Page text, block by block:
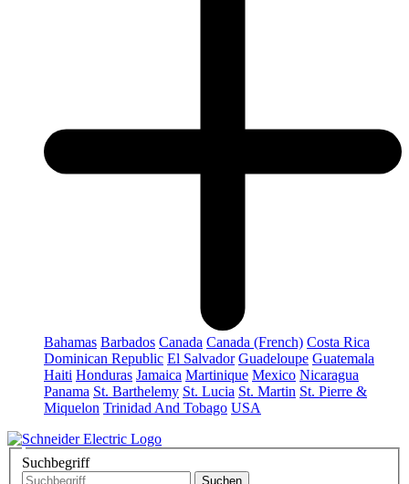
Bahamas Barbados Canada Canada (French) Costa Rica
Dominican Republic El Salvador Guadeloupe Guatemala
Haiti Honduras Jamaica Martinique Mexico Nicaragua
Panama St. Barthelemy St. Lucia St. Martin St. Pierre &
Miquelon Trinidad And Tobago USA
Suchbegriff